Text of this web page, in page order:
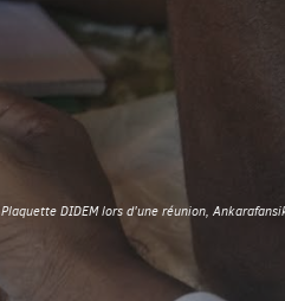
Plaquette DIDEM lors d'une réunion,